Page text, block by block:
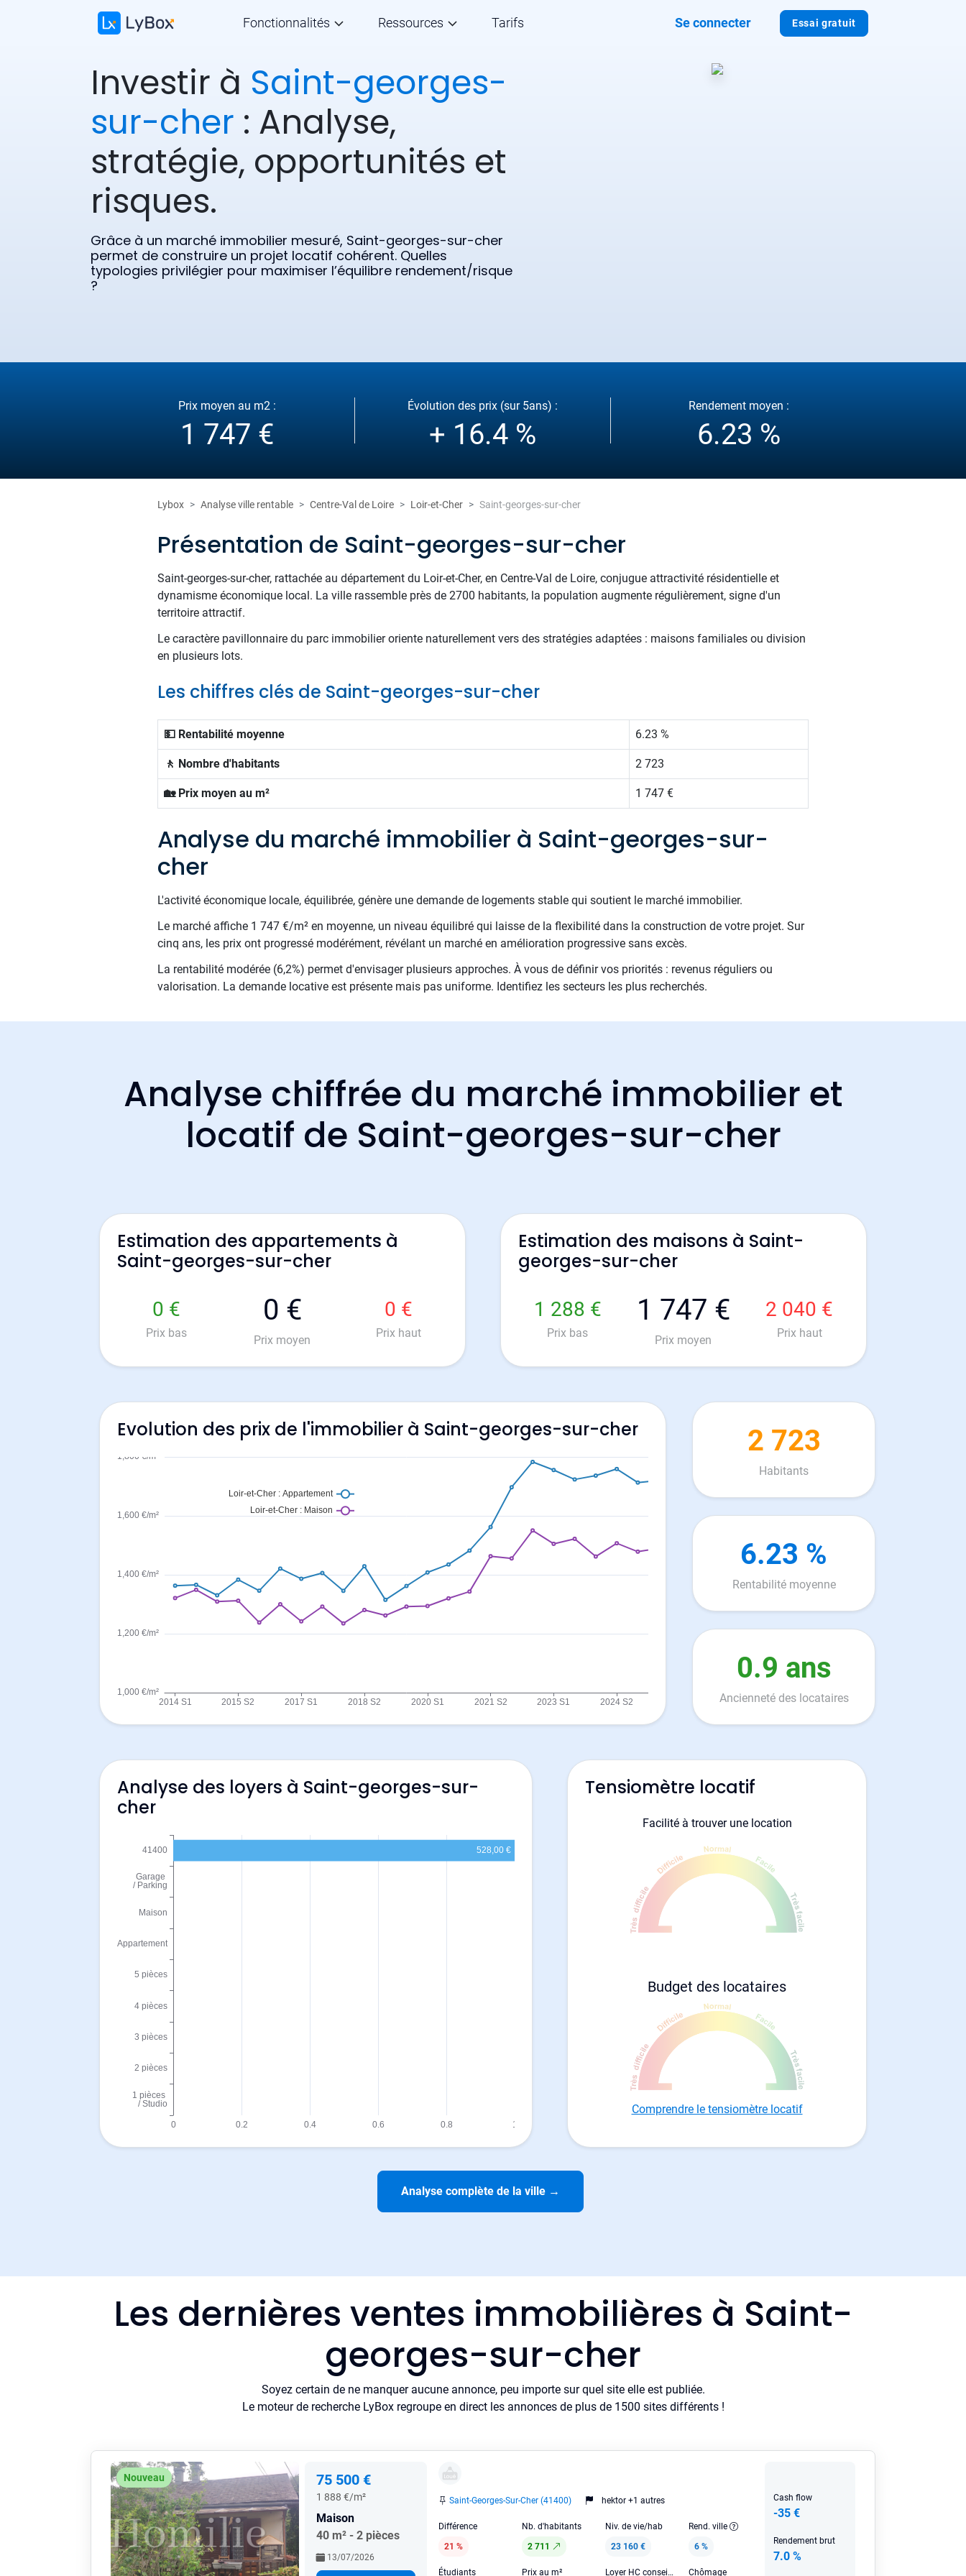
Essai gratuit
Fonctionnalités Ressources Tarifs Se connecter
Investir à Saint-georges-
sur-cher : Analyse,
stratégie, opportunités et
risques.
Grâce à un marché immobilier mesuré, Saint-georges-sur-cher
permet de construire un projet locatif cohérent. Quelles
typologies privilégier pour maximiser l’équilibre rendement/risque
?
Prix moyen au m2 :
1 747 €
Évolution des prix (sur 5ans) :
+ 16.4 %
Rendement moyen :
6.23 %
Lybox Analyse ville rentable Centre-Val de Loire Loir-et-Cher Saint-georges-sur-cher
Présentation de Saint-georges-sur-cher
Saint-georges-sur-cher, rattachée au département du Loir-et-Cher, en Centre-Val de Loire, conjugue attractivité résidentielle et
dynamisme économique local. La ville rassemble près de 2700 habitants, la population augmente régulièrement, signe d'un
territoire attractif.
Le caractère pavillonnaire du parc immobilier oriente naturellement vers des stratégies adaptées : maisons familiales ou division
en plusieurs lots.
Les chiffres clés de Saint-georges-sur-cher
💵 Rentabilité moyenne 6.23 %
🚶 Nombre d'habitants 2 723
🏡 Prix moyen au m² 1 747 €
Analyse du marché immobilier à Saint-georges-sur-
cher
L'activité économique locale, équilibrée, génère une demande de logements stable qui soutient le marché immobilier.
Le marché affiche 1 747 €/m² en moyenne, un niveau équilibré qui laisse de la flexibilité dans la construction de votre projet. Sur
cinq ans, les prix ont progressé modérément, révélant un marché en amélioration progressive sans excès.
La rentabilité modérée (6,2%) permet d'envisager plusieurs approches. À vous de définir vos priorités : revenus réguliers ou
valorisation. La demande locative est présente mais pas uniforme. Identifiez les secteurs les plus recherchés.
Analyse chiffrée du marché immobilier et
locatif de Saint-georges-sur-cher
Estimation des appartements à
Saint-georges-sur-cher
0 €
Prix bas
0 €
Prix moyen
0 €
Prix haut
Estimation des maisons à Saint-
georges-sur-cher
1 288 €
Prix bas
1 747 €
Prix moyen
2 040 €
Prix haut
Evolution des prix de l'immobilier à Saint-georges-sur-cher 2 723
Habitants
6.23 %
Rentabilité moyenne
0.9 ans
Ancienneté des locataires
Analyse des loyers à Saint-georges-sur-
cher
Tensiomètre locatif
Facilité à trouver une location
Budget des locataires
Comprendre le tensiomètre locatif
Analyse complète de la ville →
Les dernières ventes immobilières à Saint-
georges-sur-cher
Soyez certain de ne manquer aucune annonce, peu importe sur quel site elle est publiée.
Le moteur de recherche LyBox regroupe en direct les annonces de plus de 1500 sites différents !
Nouveau 75 500 €
1 888 €/m²
Maison
40 m² - 2 pièces
13/07/2026
Saint-Georges-Sur-Cher (41400) hektor +1 autres
Différence
21 %
Nb. d'habitants
2 711
Niv. de vie/hab
23 160 €
Rend. ville
6 %
Étudiants Prix au m² Loyer HC conseillé Chômage
Cash flow
-35 €
Rendement brut
7.0 %